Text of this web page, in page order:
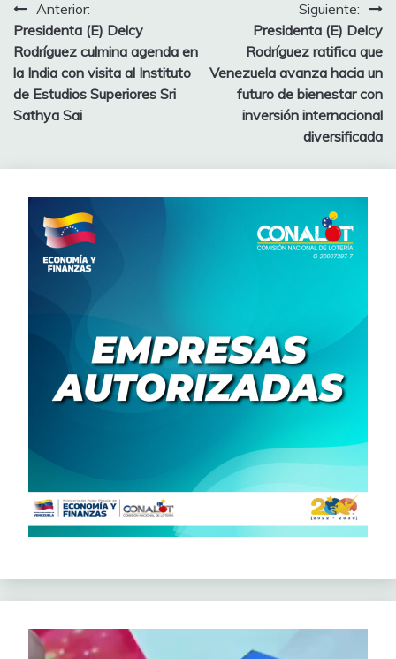
Anterior:
Presidenta (E) Delcy
Rodríguez culmina agenda en
la India con visita al Instituto
de Estudios Superiores Sri
Sathya Sai
Siguiente:
Presidenta (E) Delcy
Rodríguez ratifica que
Venezuela avanza hacia un
futuro de bienestar con
inversión internacional
diversificada